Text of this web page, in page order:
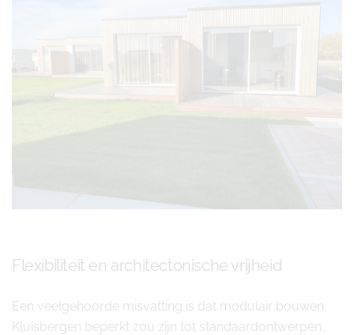
Flexibiliteit en architectonische vrijheid
Een veelgehoorde misvatting is dat modulair bouwen
Kluisbergen beperkt zou zijn tot standaardontwerpen.